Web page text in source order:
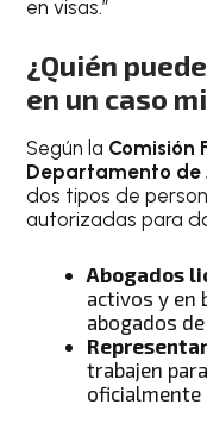
en visas.”
¿Quién
en un caso
Según la Comisión
Departamento de
dos tipos de
autorizadas para
Abogados
activos y en
abogados
trabajen
oficialmente